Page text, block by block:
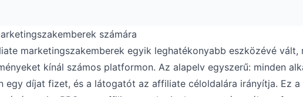
számára
marketingszakemberek egyik leghatékonyabb eszközévé vált,
kínál számos platformon. Az alapelv egyszerű: minden
egy díjat fizet, és a látogatót az affiliate céloldalára irányítja. Ez a